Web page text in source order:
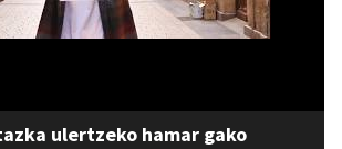
ulertzeko hamar gako